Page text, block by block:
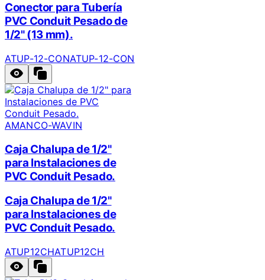
Conector para Tubería
PVC Conduit Pesado de
1/2" (13 mm).
ATUP-12-CONATUP-12-CON
AMANCO-WAVIN
Caja Chalupa de 1/2"
para Instalaciones de
PVC Conduit Pesado.
Caja Chalupa de 1/2"
para Instalaciones de
PVC Conduit Pesado.
ATUP12CHATUP12CH